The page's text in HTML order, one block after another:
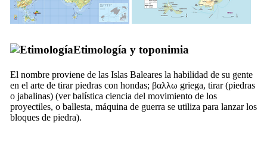
Etimología y toponimia
El nombre proviene de las Islas Baleares la habilidad de su gente
en el arte de tirar piedras con hondas; βαλλω griega, tirar (piedras
o jabalinas) (ver balística ciencia del movimiento de los
proyectiles, o ballesta, máquina de guerra se utiliza para lanzar los
bloques de piedra).